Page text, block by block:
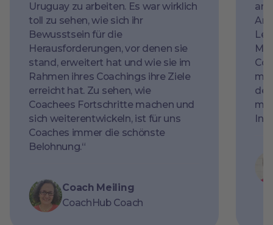
Uruguay zu arbeiten. Es war wirklich
toll zu sehen, wie sich ihr
Bewusstsein für die
Herausforderungen, vor denen sie
stand, erweitert hat und wie sie im
Rahmen ihres Coachings ihre Ziele
erreicht hat. Zu sehen, wie
Coachees Fortschritte machen und
sich weiterentwickeln, ist für uns
Coaches immer die schönste
Belohnung.“
Coach Meiling
CoachHub Coach
mir
der
mit